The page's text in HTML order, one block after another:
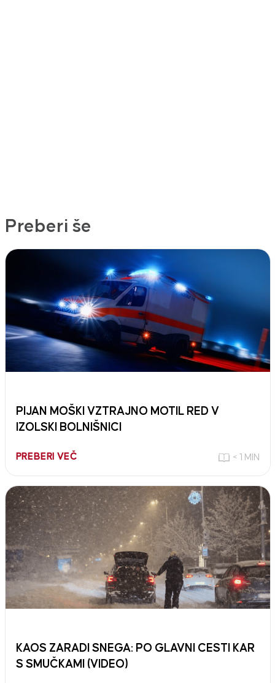
Preberi še
PIJAN MOŠKI VZTRAJNO MOTIL RED V
IZOLSKI BOLNIŠNICI
PREBERI VEČ < 1 MIN
KAOS ZARADI SNEGA: PO GLAVNI CESTI KAR
S SMUČKAMI (VIDEO)